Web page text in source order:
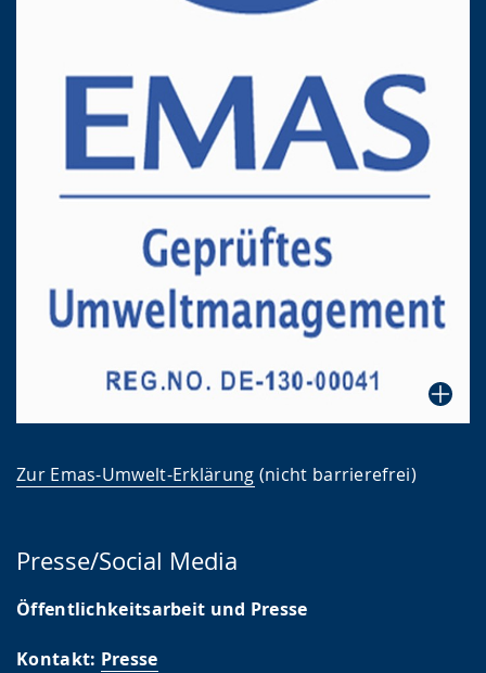
Zur Emas-Umwelt-Erklärung (nicht barrierefrei)
Presse/Social Media
Öffentlichkeitsarbeit und Presse
Kontakt: Presse